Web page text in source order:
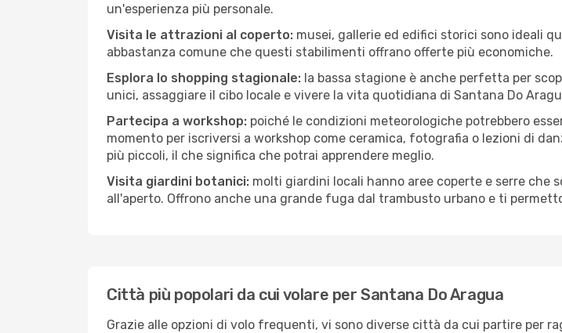
un'esperienza più personale.
Visita le attrazioni al coperto: musei, gallerie ed edifici storici sono ideali
abbastanza comune che questi stabilimenti offrano offerte più economiche.
Esplora lo shopping stagionale: la bassa stagione è anche perfetta per
unici, assaggiare il cibo locale e vivere la vita quotidiana di Santana Do
Partecipa a workshop: poiché le condizioni meteorologiche potrebbero
momento per iscriversi a workshop come ceramica, fotografia o lezioni di
più piccoli, il che significa che potrai apprendere meglio.
Visita giardini botanici: molti giardini locali hanno aree coperte e serre
all'aperto. Offrono anche una grande fuga dal trambusto urbano e ti
Città più popolari da cui volare per Santana Do Aragua
Grazie alle opzioni di volo frequenti, vi sono diverse città da cui partire per